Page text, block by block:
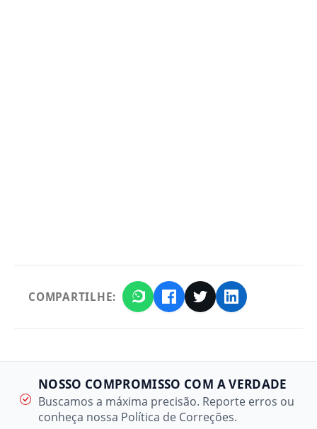
COMPARTILHE:
NOSSO COMPROMISSO COM A VERDADE
Buscamos a máxima precisão. Reporte erros ou
conheça nossa Política de Correções.